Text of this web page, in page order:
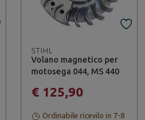
STIHL
Volano magnetico per
motosega 044, MS 440
€ 125,90
Ordinabile ricevilo in 7-8